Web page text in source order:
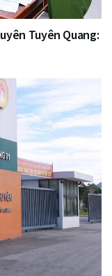
Tuyên Quang: